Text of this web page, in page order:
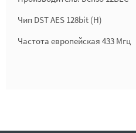
Чип DST AES 128bit (Н)
Частота европейская 433 Мгц